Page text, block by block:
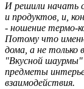
И решили начать
и продуктов, и,
- ношение термо-
Потому что
дома, а не
"Вкусной
предметы
взаимодействия.